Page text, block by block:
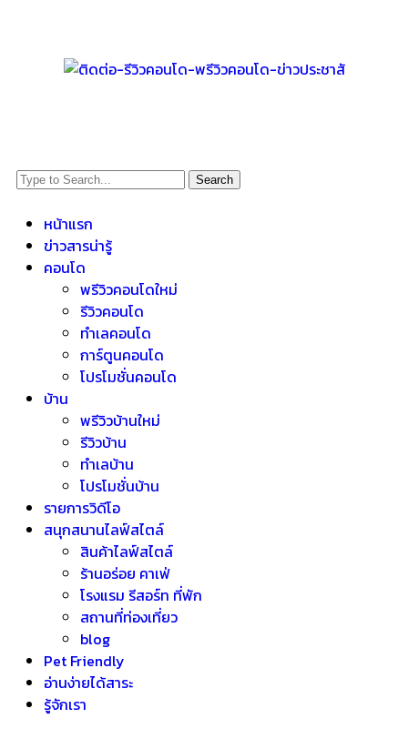
Search
หน้าแรก
ข่าวสารน่ารู้
คอนโด
พรีวิวคอนโดใหม่
รีวิวคอนโด
ทำเลคอนโด
การ์ตูนคอนโด
โปรโมชั่นคอนโด
บ้าน
พรีวิวบ้านใหม่
รีวิวบ้าน
ทำเลบ้าน
โปรโมชั่นบ้าน
รายการวิดีโอ
สนุกสนานไลฟ์สไตล์
สินค้าไลฟ์สไตล์
ร้านอร่อย คาเฟ่
โรงแรม รีสอร์ท ที่พัก
สถานที่ท่องเที่ยว
blog
Pet Friendly
อ่านง่ายได้สาระ
รู้จักเรา